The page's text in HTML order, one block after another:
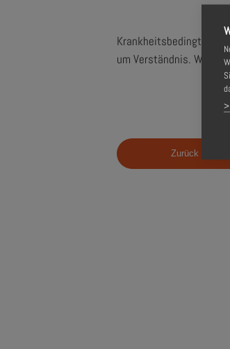
Krankheitsbedingt
um Verständnis. Wir
Zurück zu